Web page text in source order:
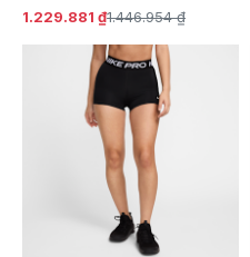
1.229.881 ₫1.446.954 ₫